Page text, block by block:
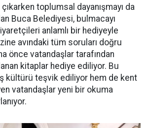
toplumsal dayanışmayı da
Buca Belediyesi, bulmacayı
anlamlı bir hediyeyle
avındaki tüm soruları doğru
önce vatandaşlar tarafından
kitaplar hediye ediliyor. Bu
kültürü teşvik ediliyor hem de kent
vatandaşlar yeni bir okuma